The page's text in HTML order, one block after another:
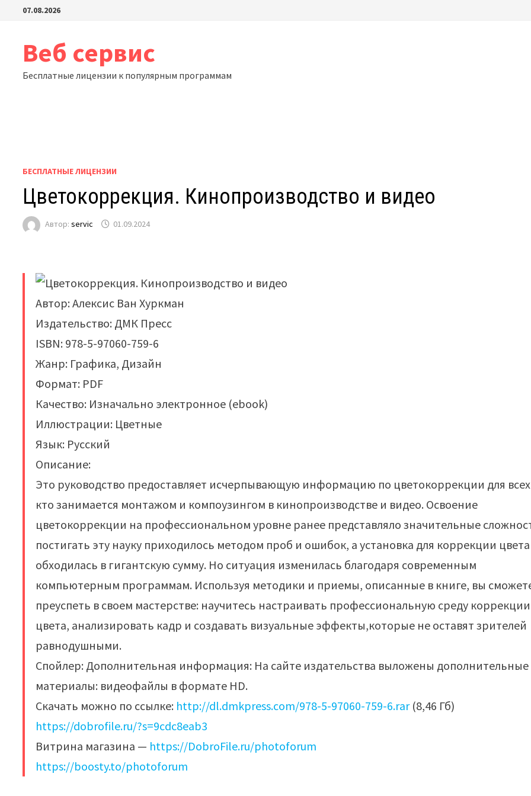
Перейти
содержимому
07.08.2026
Веб сервис
Бесплатные лицензии к популярным программам
БЕСПЛАТНЫЕ ЛИЦЕНЗИИ
Цветокоррекция. Кинопроизводство и видео
Автор:servic 01.09.2024
Автор: Алексис Ван Хуркман
Издательство: ДМК Пресс
ISBN: 978-5-97060-759-6
Жанр: Графика, Дизайн
Формат: PDF
Качество: Изначально электронное (ebook)
Иллюстрации: Цветные
Язык: Русский
Описание:
Это руководство предоставляет исчерпывающую информацию по цветокоррекции для
кто занимается монтажом и компоузингом в кинопроизводстве и видео. Освоение
цветокоррекции на профессиональном уровне ранее представляло значительные
постигать эту науку приходилось методом проб и ошибок, а установка для коррекции цвета
обходилась в гигантскую сумму. Но ситуация изменилась благодаря современным
компьютерным программам. Используя методики и приемы, описанные в книге, вы
преуспеть в своем мастерстве: научитесь настраивать профессиональную среду коррекции
цвета, анализировать кадр и создавать визуальные эффекты,которые не оставят зрителей
равнодушными.
Спойлер: Дополнительная информация: На сайте издательства выложены дополнительные
материалы: видеофайлы в формате HD.
Скачать можно по ссылке: http://dl.dmkpress.com/978-5-97060-759-6.rar(8,46 Гб)
https://dobrofile.ru/?s=9cdc8eab3
Витрина магазина — https://DobroFile.ru/photoforum
https://boosty.to/photoforum